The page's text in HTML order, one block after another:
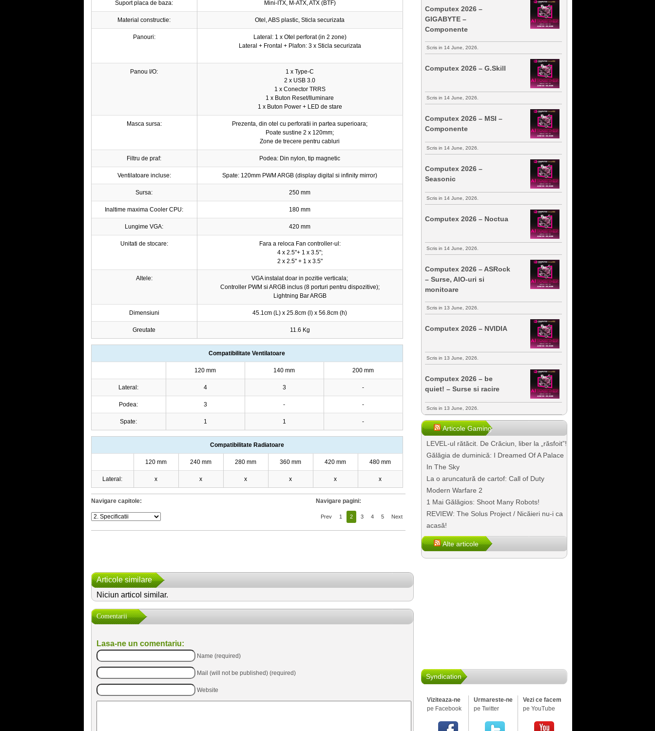
Suport placa de baza: Mini-ITX, M-ATX, ATX (BTF)
Material constructie: Otel, ABS plastic, Sticla securizata
Panouri:
Lateral: 1 x Otel perforat (in 2 zone)
Lateral + Frontal + Plafon: 3 x Sticla securizata
Panou I/O:
1 x Type-C
2 x USB 3.0
1 x Conector TRRS
1 x Buton Reset/Iluminare
1 x Buton Power + LED de stare
Masca sursa:
Prezenta, din otel cu perforatii in partea superioara;
Poate sustine 2 x 120mm;
Zone de trecere pentru cabluri
Filtru de praf: Podea: Din nylon, tip magnetic
Ventilatoare incluse: Spate: 120mm PWM ARGB (display digital si infinity mirror)
Sursa: 250 mm
Inaltime maxima Cooler CPU: 180 mm
Lungime VGA: 420 mm
Unitati de stocare:
Fara a reloca Fan controller-ul:
4 x 2.5"+ 1 x 3.5";
2 x 2.5" + 1 x 3.5"
Altele:
VGA instalat doar in pozitie verticala;
Controller PWM si ARGB inclus (8 porturi pentru dispozitive);
Lightning Bar ARGB
Dimensiuni 45.1cm (L) x 25.8cm (l) x 56.8cm (h)
Greutate 11.6 Kg
Compatibilitate Ventilatoare
120 mm 140 mm 200 mm
Lateral: 4 3 -
Podea: 3 - -
Spate: 1 1 -
Compatibilitate Radiatoare
120 mm 240 mm 280 mm 360 mm 420 mm 480 mm
Lateral: x x x x x x
Navigare capitole: Navigare pagini:
Prev 1 2 3 4 5 Next
Articole similare
Niciun articol similar.
Comentarii
Lasa-ne un comentariu:
Name (required)
Mail (will not be published) (required)
Website
Computex 2026 –
GIGABYTE –
Componente
Scris in 14 June, 2026.
Computex 2026 – G.Skill
Scris in 14 June, 2026.
Computex 2026 – MSI –
Componente
Scris in 14 June, 2026.
Computex 2026 –
Seasonic
Scris in 14 June, 2026.
Computex 2026 – Noctua
Scris in 14 June, 2026.
Computex 2026 – ASRock
– Surse, AIO-uri si
monitoare
Scris in 13 June, 2026.
Computex 2026 – NVIDIA
Scris in 13 June, 2026.
Computex 2026 – be
quiet! – Surse si racire
Scris in 13 June, 2026.
Articole Gaming
LEVEL-ul rătăcit. De Crăciun, liber la „răsfoit”!
Gălăgia de duminică: I Dreamed Of A Palace
In The Sky
La o aruncatură de cartof: Call of Duty
Modern Warfare 2
1 Mai Gălăgios: Shoot Many Robots!
REVIEW: The Solus Project / Nicăieri nu-i ca
acasă!
Alte articole
Syndication
Viziteaza-ne
pe Facebook
Urmareste-ne
pe Twitter
Vezi ce facem
pe YouTube